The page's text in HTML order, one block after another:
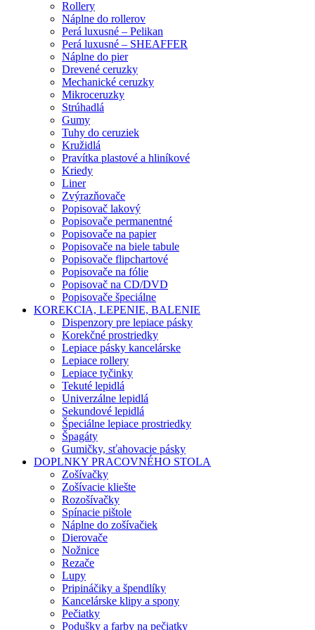
Rollery
Náplne do rollerov
Perá luxusné – Pelikan
Perá luxusné – SHEAFFER
Náplne do pier
Drevené ceruzky
Mechanické ceruzky
Mikroceruzky
Strúhadlá
Gumy
Tuhy do ceruziek
Kružidlá
Pravítka plastové a hliníkové
Kriedy
Liner
Zvýrazňovače
Popisovač lakový
Popisovače permanentné
Popisovače na papier
Popisovače na biele tabule
Popisovače flipchartové
Popisovače na fólie
Popisovač na CD/DVD
Popisovače špeciálne
KOREKCIA, LEPENIE, BALENIE
Dispenzory pre lepiace pásky
Korekčné prostriedky
Lepiace pásky kancelárske
Lepiace rollery
Lepiace tyčinky
Tekuté lepidlá
Univerzálne lepidlá
Sekundové lepidlá
Špeciálne lepiace prostriedky
Špagáty
Gumičky, sťahovacie pásky
DOPLNKY PRACOVNÉHO STOLA
Zošívačky
Zošívacie kliešte
Rozošívačky
Spínacie pištole
Náplne do zošívačiek
Dierovače
Nožnice
Rezače
Lupy
Pripináčiky a špendlíky
Kancelárske klipy a spony
Pečiatky
Podušky a farby na pečiatky